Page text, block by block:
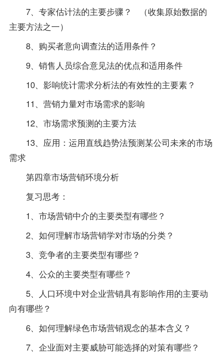
7、专家估计法的主要步骤？ （收集原始数据的
主要方法之一）
8、购买者意向调查法的适用条件？
9、销售人员综合意见法的优点和适用条件
10、影响统计需求分析法的有效性的主要素？
11、营销力量对市场需求的影响
12、市场需求预测的主要方法
13、应用：运用直线趋势法预测某公司未来的市场
需求
第四章市场营销环境分析
复习思考：
1、市场营销中介的主要类型有哪些？
2、如何理解市场营销学对市场的分类？
3、竞争者的主要类型有哪些？
4、公众的主要类型有哪些？
5、人口环境中对企业营销具有影响作用的主要动
向有哪些？
6、如何理解绿色市场营销观念的基本含义？
7、企业面对主要威胁可能选择的对策有哪些？